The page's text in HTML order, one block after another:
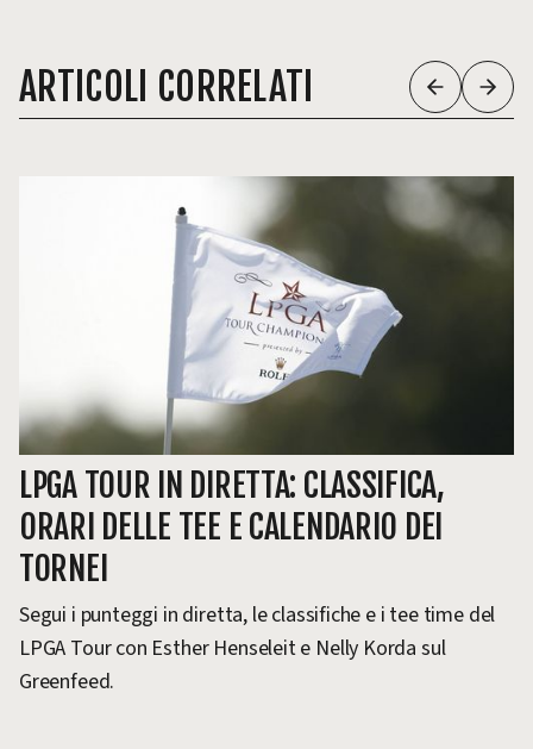
ARTICOLI CORRELATI
LPGA TOUR IN DIRETTA: CLASSIFICA,
ORARI DELLE TEE E CALENDARIO DEI
TORNEI
Segui i punteggi in diretta, le classifiche e i tee time del
LPGA Tour con Esther Henseleit e Nelly Korda sul
Greenfeed.